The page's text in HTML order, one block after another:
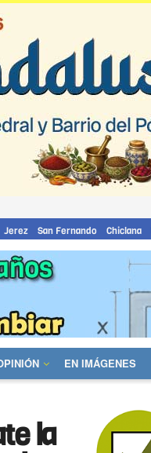
Jerez San Fernando Chiclana
EN IMÁGENES
la